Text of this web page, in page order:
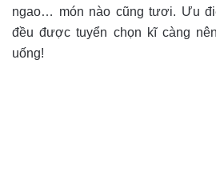
ngao… món nào cũng tươi. Ưu
đều được tuyển chọn kĩ càng
uống!